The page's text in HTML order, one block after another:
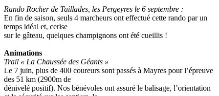
Rando Rocher de Taillades, les Pergeyres le 6 septembre :
En fin de saison, seuls 4 marcheurs ont effectué cette rando par un
temps idéal et, cerise
sur le gâteau, quelques champignons ont été cueillis !
Animations
Trail « La Chaussée des Géants »
Le 7 juin, plus de 400 coureurs sont passés à Mayres pour l’épreuve
des 51 km (2900m de
dénivelé positif). Nos bénévoles ont assuré le balisage, l’orientation